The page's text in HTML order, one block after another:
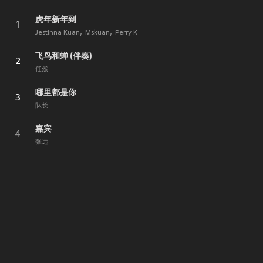
1
虎年新年到
Jestinna Kuan Mskuan Perry K
2
飞鸟和蝉 (伴奏)
任然
3
哪里都是你
队长
4
嘉宾
张远